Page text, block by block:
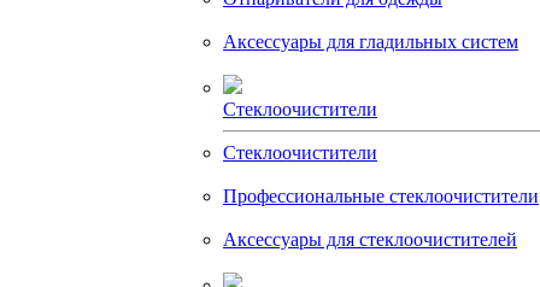
Аксессуары для гладильных систем
Стеклоочистители
Стеклоочистители
Профессиональные стеклоочистители
Аксессуары для стеклоочистителей